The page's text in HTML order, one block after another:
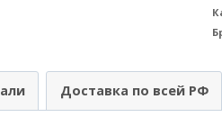
Доставка по всей РФ